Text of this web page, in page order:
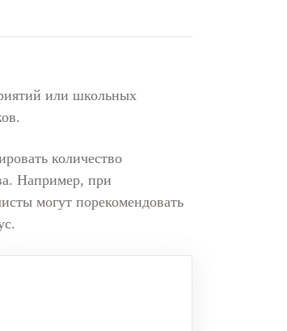
или школьных
количество
Например, при
могут порекомендовать